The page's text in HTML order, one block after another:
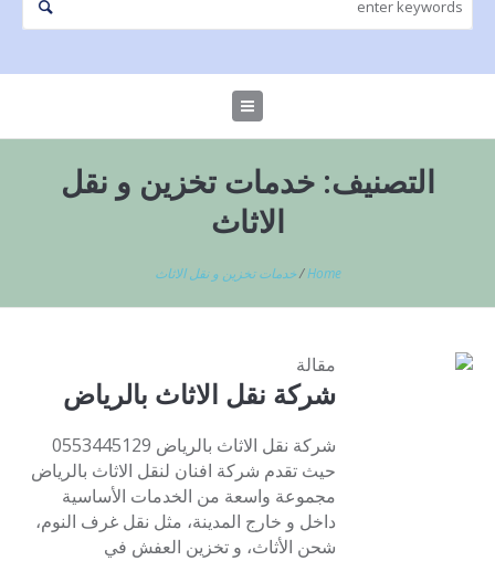
التصنيف:خدمات تخزين و نقل
الاثاث
Home
/خدمات تخزين و نقل الاثاث
مقالة
شركة نقل الاثاث بالرياض
شركة نقل الاثاث بالرياض 0553445129
حيث تقدم شركة افنان لنقل الاثاث بالرياض
مجموعة واسعة من الخدمات الأساسية
داخل و خارج المدينة، مثل نقل غرف النوم،
شحن الأثاث، و تخزين العفش في